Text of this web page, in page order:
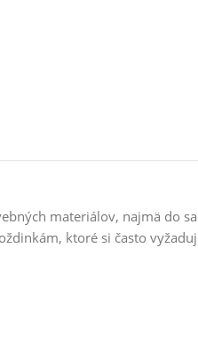
materiálov, najmä do
ktoré si často